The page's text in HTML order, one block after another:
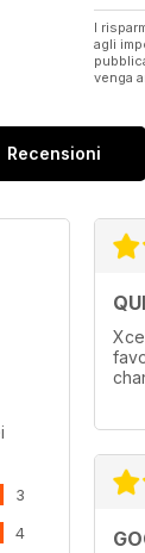
I
agli
venga
Recensioni
3
4